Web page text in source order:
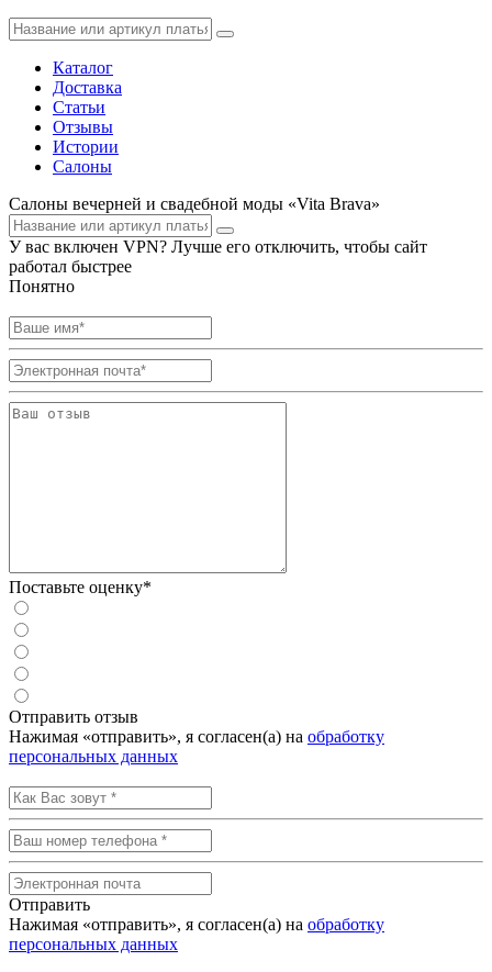
Каталог
Доставка
Статьи
Отзывы
Истории
Салоны
Салоны вечерней и свадебной моды «Vita Brava»
У вас включен VPN? Лучше его отключить, чтобы сайт
работал быстрее
Понятно
Поставьте оценку*
Отправить отзыв
Нажимая «отправить», я согласен(а) на обработку
персональных данных
Отправить
Нажимая «отправить», я согласен(а) на обработку
персональных данных